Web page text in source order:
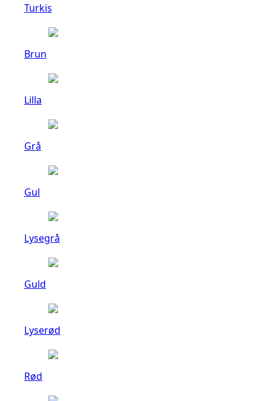
Turkis
Brun
Lilla
Grå
Gul
Lysegrå
Guld
Lyserød
Rød